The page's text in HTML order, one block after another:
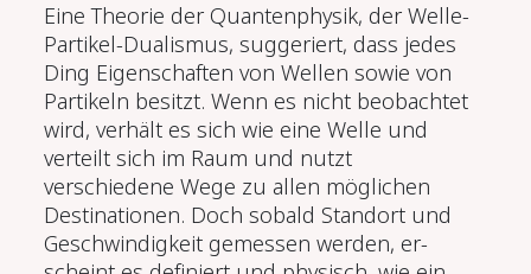
Eine Theorie der Quantenphysik, der Welle-
Partikel-Dualismus, suggeriert, dass jedes
Ding Eigenschaften von Wellen sowie von
Partikeln besitzt. Wenn es nicht beobachtet
wird, verhält es sich wie eine Welle und
verteilt sich im Raum und nutzt
verschiedene Wege zu allen möglichen
Destina­tionen. Doch sobald Standort und
Geschwindigkeit gemessen werden, er­